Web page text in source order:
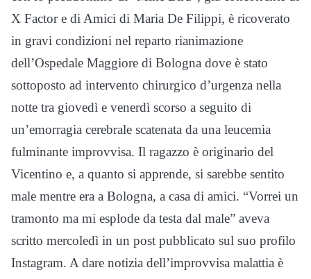
X Factor e di Amici di Maria De Filippi, è ricoverato
in gravi condizioni nel reparto rianimazione
dell’Ospedale Maggiore di Bologna dove è stato
sottoposto ad intervento chirurgico d’urgenza nella
notte tra giovedì e venerdì scorso a seguito di
un’emorragia cerebrale scatenata da una leucemia
fulminante improvvisa. Il ragazzo è originario del
Vicentino e, a quanto si apprende, si sarebbe sentito
male mentre era a Bologna, a casa di amici. “Vorrei un
tramonto ma mi esplode da testa dal male” aveva
scritto mercoledì in un post pubblicato sul suo profilo
Instagram. A dare notizia dell’improvvisa malattia è